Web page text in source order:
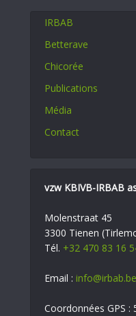
IRBAB
Betterave
Chicorée
Publications
Média
Contact
vzw KBIVB-IRBAB
Molenstraat 45
3300 Tienen
Tél. +32 470 83 16
Email : info@irbab.be
Coordonnées GPS :